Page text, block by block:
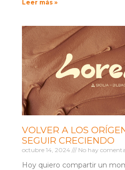
Leer más »
VOLVER A LOS
SEGUIR CRECIENDO
octubre 14, 2024 No hay
Hoy quiero compartir un